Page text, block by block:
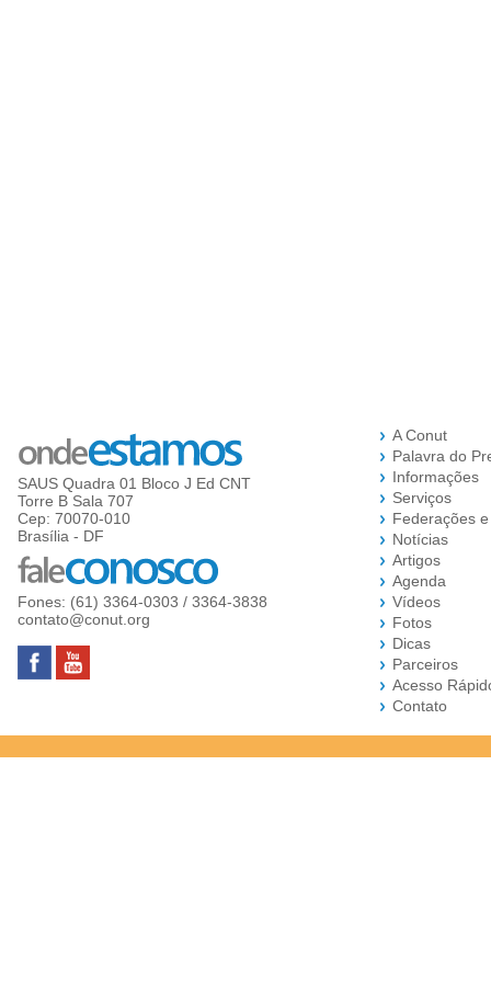
SAUS Quadra 01 Bloco J Ed CNT
Torre B Sala 707
Cep: 70070-010
Brasília - DF
Fones: (61) 3364-0303 / 3364-3838
contato@conut.org
A Conut
Palavra do
Informações
Serviços
Federações
Notícias
Artigos
Agenda
Vídeos
Fotos
Dicas
Parceiros
Acesso
Contato